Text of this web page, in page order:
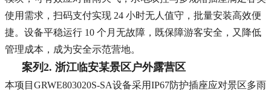
使用需求，扫码支付实现 24 小时无人值守，批量安装高效便
捷。设备平稳运行 10 个月无故障，既保障游客安全，又降低
管理成本，成为安全示范营地。
案列2. 浙江临安某景区户外露营区
本项目GRWE803020S-SA设备采用IP67防护插座应对景区多雨